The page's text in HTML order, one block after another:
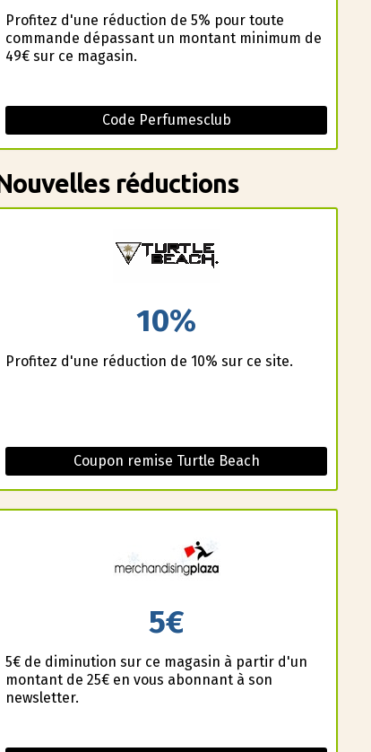
Profitez d'une réduction de 5% pour toute
commande dépassant un montant minimum de
49€ sur ce magasin.
Code Perfumesclub
réductions
10%
Profitez d'une réduction de 10% sur ce site.
Coupon remise Turtle Beach
5€
5€ de diminution sur ce magasin à partir d'un
montant de 25€ en vous abonnant à son
newsletter.